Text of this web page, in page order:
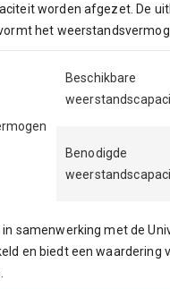
worden afgezet. De
het
Beschikbare
Benodigde
in samenwerking met de
en biedt een waardering